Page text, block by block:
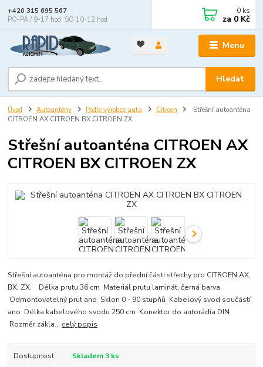
Menu
Hledat
+420 315 695 567
PO-PÁ / 9-17 hod, SO 10-12 hod
0 ks
za 0 Kč
Úvod Autoantény Podle výrobce auta Citroen
Střešní autoanténa
CITROEN AX CITROEN BX CITROEN ZX
Střešní autoanténa CITROEN AX
CITROEN BX CITROEN ZX
Střešní autoanténa pro montáž do přední části střechy pro CITROEN AX,
BX, ZX. Délka prutu 36 cm Materiál prutu laminát, černá barva
Odmontovatelný prut ano Sklon 0 - 90 stupňů Kabelový svod součástí
ano Délka kabelového svodu 250 cm Konektor do autorádia DIN
Rozměr zákla... celý popis
Dostupnost
Skladem 3 ks